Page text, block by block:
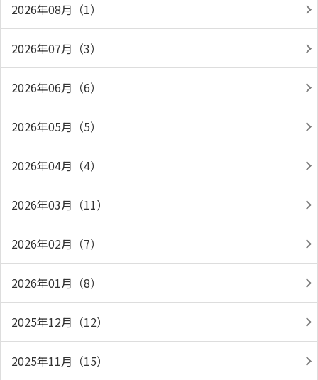
2026年08月（1）
2026年07月（3）
2026年06月（6）
2026年05月（5）
2026年04月（4）
2026年03月（11）
2026年02月（7）
2026年01月（8）
2025年12月（12）
2025年11月（15）